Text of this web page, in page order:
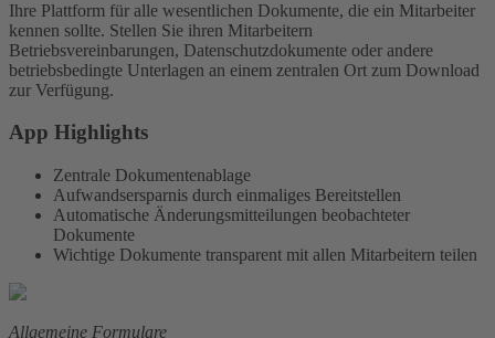
Ihre Plattform für alle wesentlichen Dokumente, die ein Mitarbeiter
kennen sollte. Stellen Sie ihren Mitarbeitern
Betriebsvereinbarungen, Datenschutzdokumente oder andere
betriebsbedingte Unterlagen an einem zentralen Ort zum Download
zur Verfügung.
App Highlights
Zentrale Dokumentenablage
Aufwandsersparnis durch einmaliges Bereitstellen
Automatische Änderungsmitteilungen beobachteter
Dokumente
Wichtige Dokumente transparent mit allen Mitarbeitern teilen
Allgemeine Formulare